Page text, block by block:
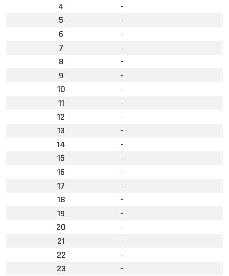
4
-
5
-
6
-
7
-
8
-
9
-
10
-
11
-
12
-
13
-
14
-
15
-
16
-
17
-
18
-
19
-
20
-
21
-
22
-
23
-